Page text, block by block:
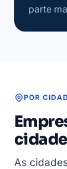
parte
POR
cidade
As